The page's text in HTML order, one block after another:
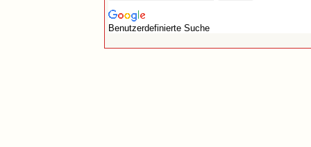
Benutzerdefinierte Suche